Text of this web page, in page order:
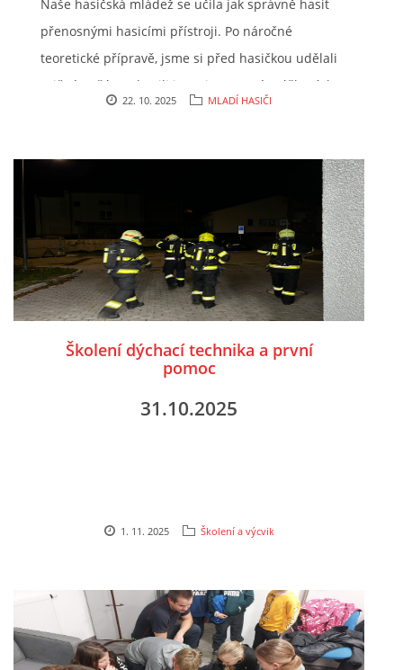
Naše hasičská mládež se učila jak správně hasit
přenosnými hasicími přístroji. Po náročné
teoretické přípravě, jsme si před hasičkou udělali
cvičné požáry a hasili jsme je pomocí práškových
20 mladých záchranářů, kteří ho zvládnou
22. 10. 2025 MLADÍ HASIČI
Školení dýchací technika a první
pomoc
31.10.2025
1. 11. 2025 Školení a výcvik